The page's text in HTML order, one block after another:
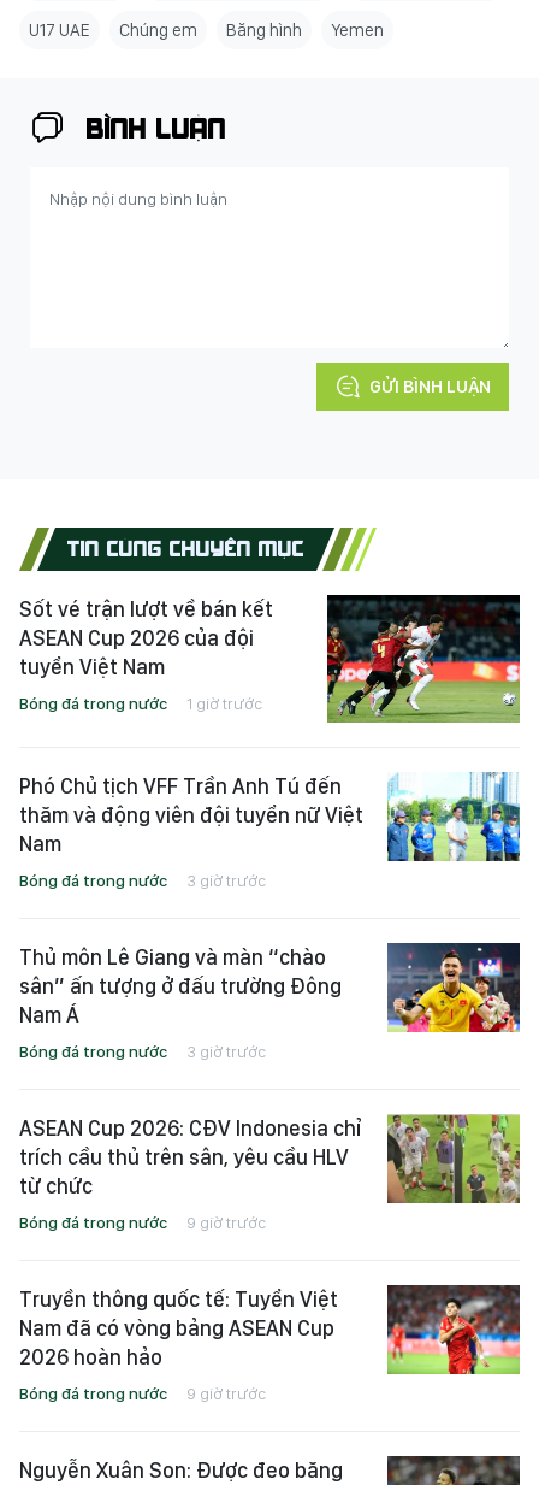
U17 UAE Chúng em Băng hình Yemen
BÌNH LUẬN
GỬI BÌNH LUẬN
TIN CÙNG CHUYÊN MỤC
Sốt vé trận lượt về bán kết
ASEAN Cup 2026 của đội
tuyển Việt Nam
Bóng đá trong nước 1 giờ trước
Phó Chủ tịch VFF Trần Anh Tú đến
thăm và động viên đội tuyển nữ Việt
Nam
Bóng đá trong nước 3 giờ trước
Thủ môn Lê Giang và màn “chào
sân” ấn tượng ở đấu trường Đông
Nam Á
Bóng đá trong nước 3 giờ trước
ASEAN Cup 2026: CĐV Indonesia chỉ
trích cầu thủ trên sân, yêu cầu HLV
từ chức
Bóng đá trong nước 9 giờ trước
Truyền thông quốc tế: Tuyển Việt
Nam đã có vòng bảng ASEAN Cup
2026 hoàn hảo
Bóng đá trong nước 9 giờ trước
Nguyễn Xuân Son: Được đeo băng